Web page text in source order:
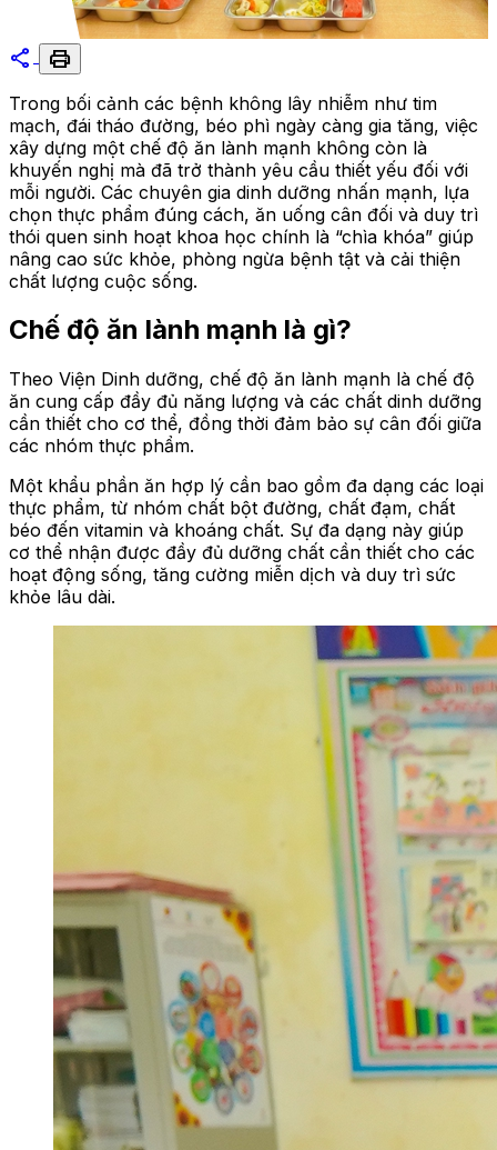
share print
Trong bối cảnh các bệnh không lây nhiễm như tim
mạch, đái tháo đường, béo phì ngày càng gia tăng, việc
xây dựng một chế độ ăn lành mạnh không còn là
khuyến nghị mà đã trở thành yêu cầu thiết yếu đối với
mỗi người. Các chuyên gia dinh dưỡng nhấn mạnh, lựa
chọn thực phẩm đúng cách, ăn uống cân đối và duy trì
thói quen sinh hoạt khoa học chính là “chìa khóa” giúp
nâng cao sức khỏe, phòng ngừa bệnh tật và cải thiện
chất lượng cuộc sống.
Chế độ ăn lành mạnh là gì?
Theo Viện Dinh dưỡng, chế độ ăn lành mạnh là chế độ
ăn cung cấp đầy đủ năng lượng và các chất dinh dưỡng
cần thiết cho cơ thể, đồng thời đảm bảo sự cân đối giữa
các nhóm thực phẩm.
Một khẩu phần ăn hợp lý cần bao gồm đa dạng các loại
thực phẩm, từ nhóm chất bột đường, chất đạm, chất
béo đến vitamin và khoáng chất. Sự đa dạng này giúp
cơ thể nhận được đầy đủ dưỡng chất cần thiết cho các
hoạt động sống, tăng cường miễn dịch và duy trì sức
khỏe lâu dài.